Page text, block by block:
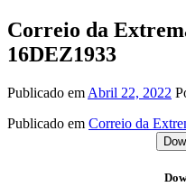
Correio da
16DEZ1933
Publicado em Abril 22, 2022
Publicado em Correio da